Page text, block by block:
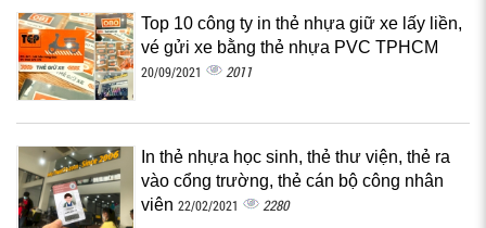
Top 10 công ty in thẻ nhựa giữ xe lấy liền,
vé gửi xe bằng thẻ nhựa PVC TPHCM
20/09/2021 2011
In thẻ nhựa học sinh, thẻ thư viện, thẻ ra
vào cổng trường, thẻ cán bộ công nhân
viên 22/02/2021 2280